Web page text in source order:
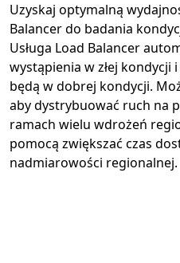
Uzyskaj optymalną
Balancer do badania
Usługa Load Balancer
wystąpienia w złej kondycji
będą w dobrej kondycji.
aby dystrybuować ruch na
ramach wielu wdrożeń
pomocą zwiększać czas
nadmiarowości regionalnej.